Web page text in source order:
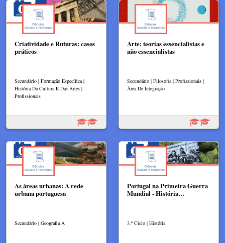
Criatividade e Ruturas: casos
práticos
Secundário | Formação Específica |
História Da Cultura E Das Artes |
Profissionais
Arte: teorias essencialistas e
não essencialistas
Secundário | Filosofia | Profissionais |
Área De Integração
As áreas urbanas: A rede
urbana portuguesa
Secundário | Geografia A
Portugal na Primeira Guerra
Mundial - História…
3.º Ciclo | História